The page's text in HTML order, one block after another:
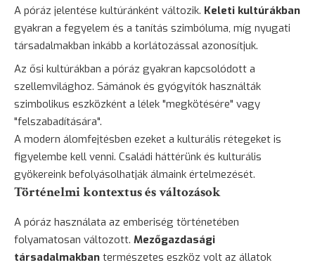
A póráz jelentése kultúránként változik. Keleti kultúrákban
gyakran a fegyelem és a tanítás szimbóluma, míg nyugati
társadalmakban inkább a korlátozással azonosítjuk.
Az ősi kultúrákban a póráz gyakran kapcsolódott a
szellemvilághoz. Sámánok és gyógyítók használták
szimbolikus eszközként a lélek "megkötésére" vagy
"felszabadítására".
A modern álomfejtésben ezeket a kulturális rétegeket is
figyelembe kell venni. Családi háttérünk és kulturális
gyökereink befolyásolhatják álmaink értelmezését.
Történelmi kontextus és változások
A póráz használata az emberiség történetében
folyamatosan változott. Mezőgazdasági
társadalmakban természetes eszköz volt az állatok